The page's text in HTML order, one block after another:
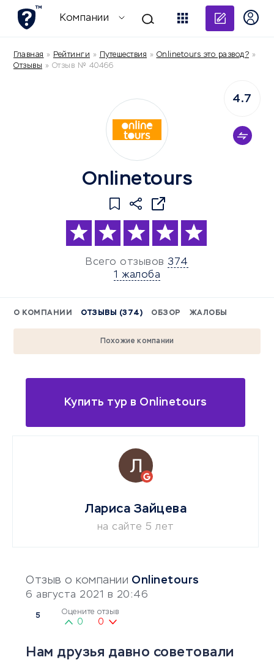
Компании
Главная » Рейтинги » Путешествия » Onlinetours это развод? »
Отзывы » Отзыв № 40466
Onlinetours
Всего отзывов 374
1 жалоба
4.7
О КОМПАНИИ ОТЗЫВЫ (374) ОБЗОР ЖАЛОБЫ
Похожие компании
Купить тур в Onlinetours
Отзыв о компании Onlinetours
6 августа 2021 в 20:46
5 Оцените отзыв
0 0
Нaм дpузья дaвнo coвeтoвaли
Лариса Зайцева
на сайте 5 лет